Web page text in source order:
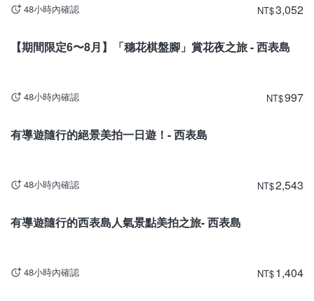
48小時內確認 NT$3,052
【期間限定6〜8月】「穗花棋盤腳」賞花夜之旅 - 西表島
48小時內確認 NT$997
有導遊隨行的絕景美拍一日遊！- 西表島
48小時內確認 NT$2,543
有導遊隨行的西表島人氣景點美拍之旅- 西表島
48小時內確認 NT$1,404